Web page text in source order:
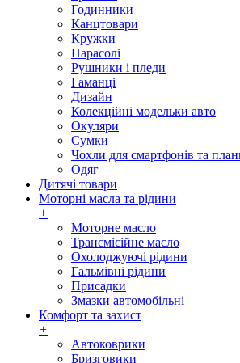
Годинники
Канцтовари
Кружки
Парасолі
Рушники і пледи
Гаманці
Дизайн
Колекційні модельки авто
Окуляри
Сумки
Чохли для смартфонів та
Одяг
Дитячі товари
Моторні масла та рідини
+
Моторне масло
Трансмісійне масло
Охолоджуючі рідини
Гальмівні рідини
Присадки
Змазки автомобільні
Комфорт та захист
+
Автоковрики
Бризговики